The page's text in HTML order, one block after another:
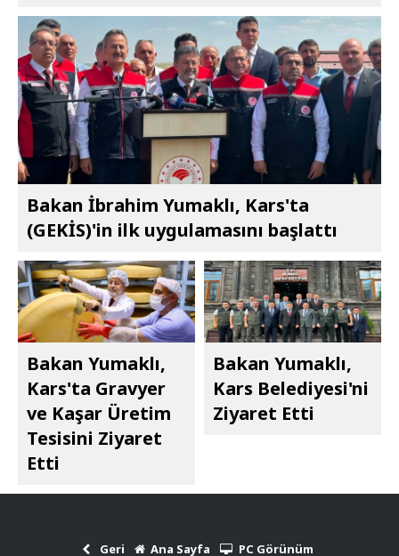
Bakan İbrahim Yumaklı, Kars'ta
(GEKİS)'in ilk uygulamasını başlattı
Bakan Yumaklı,
Kars'ta Gravyer
ve Kaşar Üretim
Tesisini Ziyaret
Etti
Bakan Yumaklı,
Kars Belediyesi'ni
Ziyaret Etti
Geri Ana Sayfa PC Görünüm